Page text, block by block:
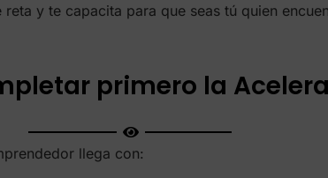
reta y te capacita para que seas tú quien
primero la
llega con: